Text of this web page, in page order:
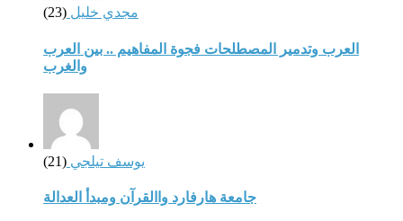
مجدي خليل (23)
العرب وتدمير المصطلحات فجوة المفاهيم .. بين العرب
والغرب
يوسف تيلجي (21)
جامعة هارفارد واالقرآن ومبدأ العدالة